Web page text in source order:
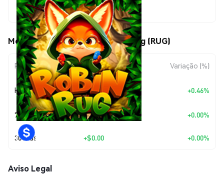
$0.00001222
Movimentos de preço de Robin Rug (RUG)
Período Variação do Valor Variação (%)
Hoje +$0.07 5583 +0.46%
7 Dias +$0.00 +0.00%
30 Dias +$0.00 +0.00%
Aviso Legal